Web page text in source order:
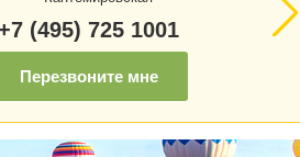
(495) 725 1001
Перезвоните мне